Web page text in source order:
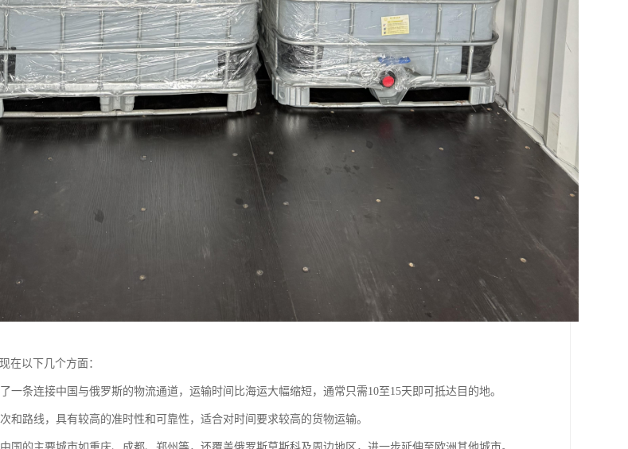
在以下几个方面：
一条连接中国与俄罗斯的物流通道，运输时间比海运大幅缩短，通常只需10至15天即可抵达目的地。
和路线，具有较高的准时性和可靠性，适合对时间要求较高的货物运输。